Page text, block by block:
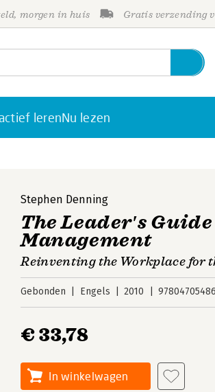
morgen in huis Gratis verzending
lerenNu lezen
Stephen Denning
The Leader′s
Management
Reinventing the Workplace for
Gebonden Engels 2010
€ 33,78
In winkelwagen